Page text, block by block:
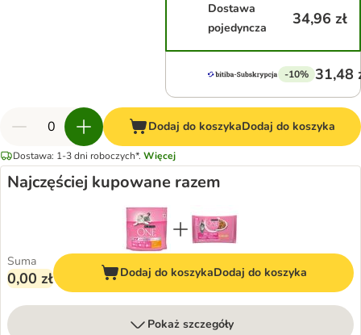
Dostawa
pojedyncza
34,96 zł
-10% 31,48
Dodaj do koszykaDodaj do koszyka
Dostawa: 1-3 dni roboczych*. Więcej
Najczęściej kupowane razem
Suma
0,00 zł Dodaj do koszykaDodaj do koszyka
Pokaż szczegóły